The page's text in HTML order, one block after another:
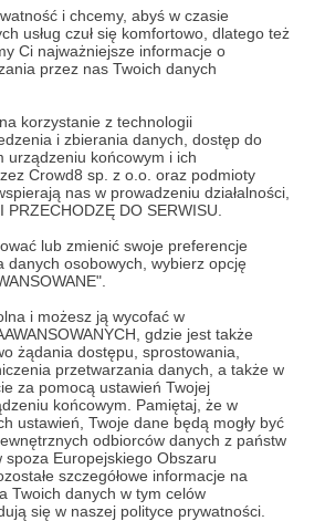
i chcemy, abyś w czasie
usług czuł się komfortowo, dlatego też
Ci najważniejsze informacje o
przez nas Twoich danych
korzystanie z technologii
i zbierania danych, dostęp do
urządzeniu końcowym i ich
Crowd8 sp. z o.o. oraz podmioty
nas w prowadzeniu działalności,
PRZECHODZĘ DO SERWISU.
lub zmienić swoje preferencje
danych osobowych, wybierz opcję
i możesz ją wycofać w
gdzie jest także
żądania dostępu, sprostowania,
przetwarzania danych, a także w
za pomocą ustawień Twojej
końcowym. Pamiętaj, że w
ustawień, Twoje dane będą mogły być
odbiorców danych z państw
spoza Europejskiego Obszaru
szczegółowe informacje na
Twoich danych w tym celów
się w naszej polityce prywatności.
dowód na to, że duch tuningu
z gotowymi zestawami.
ma nie tylko ciekawie
wykorzystujący elementy
VW Passatów, ale ma też
dla tego
tłoki z Evo Dynamics i wiele
modyfikacji.
wam się spodoba ten film.
czas temu, jeszcze starym
Dzięki waszemu
kupować lepszy sprzęt i
imprezy, by "łowić" tam
<3
maluch polskie samochody